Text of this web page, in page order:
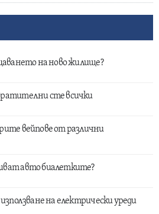
на ново жилище?
сте всички
вейпове от различни
авто биалетките?
на електрически уреди